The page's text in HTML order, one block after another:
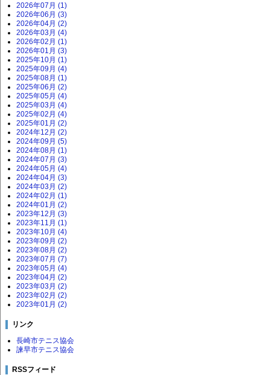
2026年07月 (1)
2026年06月 (3)
2026年04月 (2)
2026年03月 (4)
2026年02月 (1)
2026年01月 (3)
2025年10月 (1)
2025年09月 (4)
2025年08月 (1)
2025年06月 (2)
2025年05月 (4)
2025年03月 (4)
2025年02月 (4)
2025年01月 (2)
2024年12月 (2)
2024年09月 (5)
2024年08月 (1)
2024年07月 (3)
2024年05月 (4)
2024年04月 (3)
2024年03月 (2)
2024年02月 (1)
2024年01月 (2)
2023年12月 (3)
2023年11月 (1)
2023年10月 (4)
2023年09月 (2)
2023年08月 (2)
2023年07月 (7)
2023年05月 (4)
2023年04月 (2)
2023年03月 (2)
2023年02月 (2)
2023年01月 (2)
リンク
長崎市テニス協会
諫早市テニス協会
RSSフィード